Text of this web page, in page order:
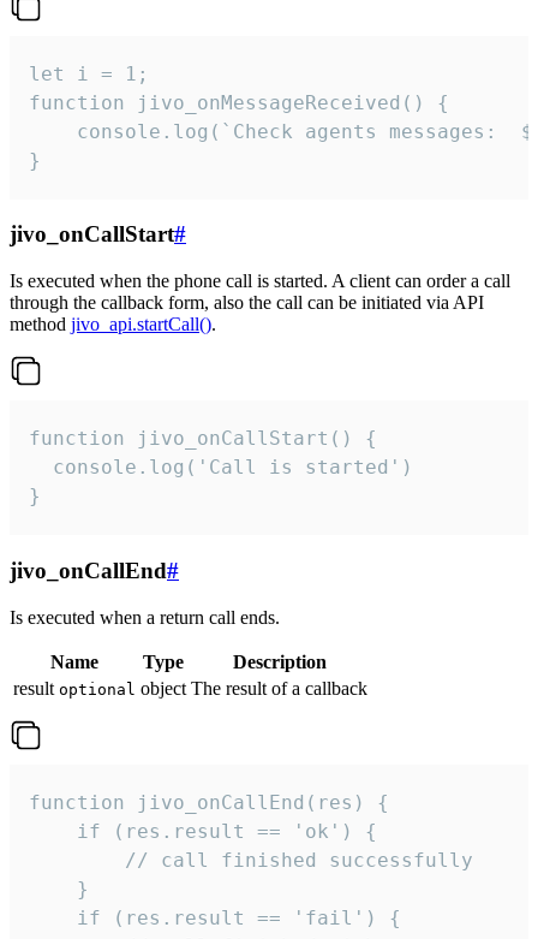
let i = 1;
function jivo_onMessageReceived() {
}
jivo_onCallStart#
Is executed when the phone call is started. A client can order a call
through the callback form, also the call can be initiated via API
method jivo_api.startCall().
function jivo_onCallStart() {
  console.log('Call is started')
}
jivo_onCallEnd#
Is executed when a return call ends.
Name Type
Description
result optional object The result of a callback
function jivo_onCallEnd(res) {
    if (res.result == 'ok') {
        // call finished successfully
    }
    if (res.result == 'fail') {